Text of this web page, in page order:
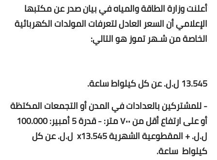
أعلنت وزارة الطاقة والمياه في بيان صدر عن مكتبها
الإعلامي أن السعر العادل لتعرفات المولدات الكهربائية
الخاصة من شـهر تموز هو التالي:
13.545 ل.ل. عن كل كيلواط ساعة.
- للمشتركين بالعدادات في المدن أو التجمعات المكتظة
أو على ارتفاع أقل من ٧٠٠ متر: - قدرة 5 أمبير: 100.000
ل.ل. + المقطوعية الشهرية x13.545 ل.ل. عن كل
كيلواط ساعة.